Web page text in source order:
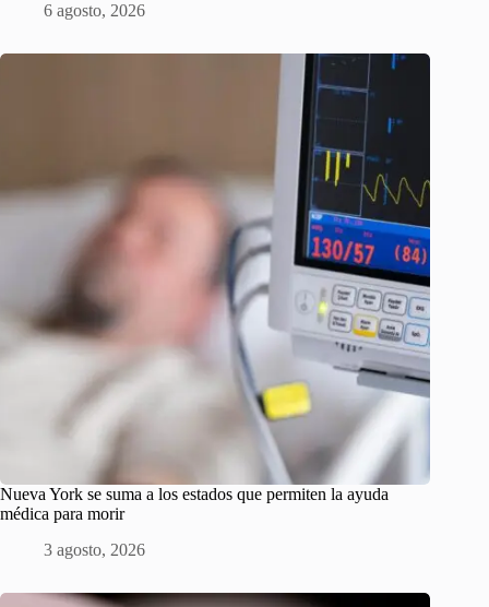
6 agosto, 2026
Nueva York se suma a los estados que permiten la ayuda
médica para morir
3 agosto, 2026